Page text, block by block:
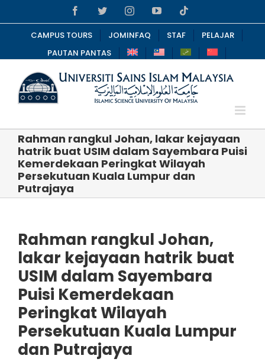
to
content
FacebookTwitterInstagramYouTube
CAMPUS TOURS JOMINFAQ STAF
PELAJAR
PAUTAN PANTAS
Rahman rangkul Johan, lakar kejayaan
hatrik buat USIM dalam Sayembara Puisi
Kemerdekaan Peringkat Wilayah
Persekutuan Kuala Lumpur dan
Putrajaya
Rahman rangkul Johan,
lakar kejayaan hatrik buat
USIM dalam Sayembara
Puisi Kemerdekaan
Peringkat Wilayah
Persekutuan Kuala Lumpur
dan Putrajaya